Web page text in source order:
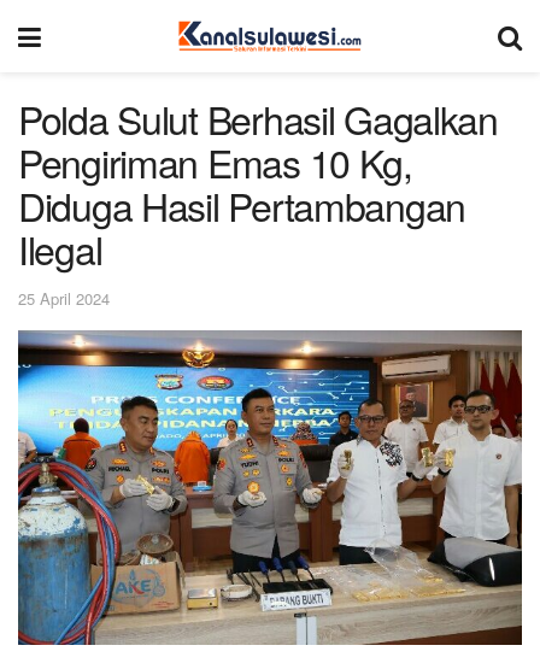
Polda Sulut Berhasil Gagalkan
Pengiriman Emas 10 Kg,
Diduga Hasil Pertambangan
Ilegal
25 April 2024